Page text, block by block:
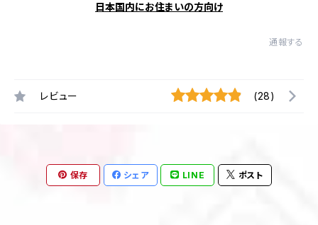
日本国内にお住まいの方向け
通報する
レビュー (28)
保存 シェア LINE ポスト